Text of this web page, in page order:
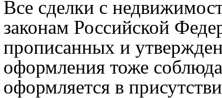
Все сделки с
законам Российской
прописанных и
оформления тоже
оформляется в